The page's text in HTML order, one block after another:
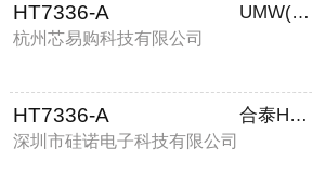
HT7336-A
杭州芯易购科技有限公司
UMW(友台半导体
HT7336-A
深圳市硅诺电子科技有限公司
合泰HOLTEK